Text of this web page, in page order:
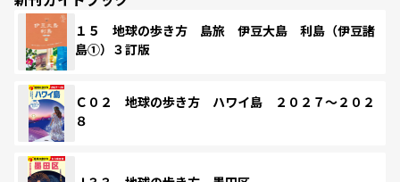
１５ 地球の歩き方 島旅 伊豆大島 利島（伊豆諸
島①）３訂版
Ｃ０２ 地球の歩き方 ハワイ島 ２０２７～２０２
８